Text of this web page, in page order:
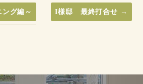
グ編～ I様邸 最終打合せ →